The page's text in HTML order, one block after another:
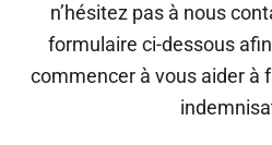
n’hésitez pas à nous
formulaire ci-dessous
commencer à vous aider à